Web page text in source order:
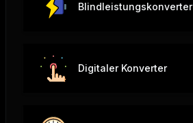
Blindleistungskonverter
Digitaler Konverter